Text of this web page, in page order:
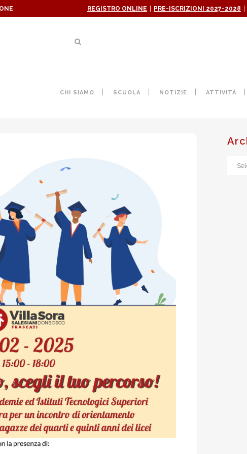
REGISTRO ONLINE PRE-ISCRIZIONI 2027-2028
CHI SIAMO SCUOLA NOTIZIE ATTIVITÀ
L’ORIENTAMENTO DEI